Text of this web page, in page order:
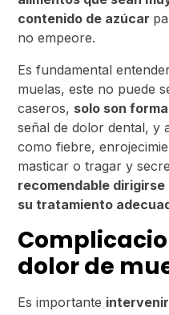
contenido de azúcar
no empeore.
Es fundamental
muelas, este no puede
caseros, solo son
señal de dolor dental, y
como fiebre,
masticar o tragar y
recomendable
su tratamiento
dolor de
Es importante